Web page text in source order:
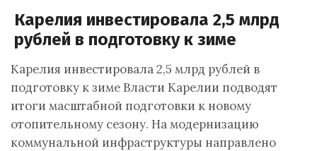
Карелия инвестировала 2,5 млрд
рублей в подготовку к зиме
Карелия инвестировала 2,5 млрд рублей в
подготовку к зиме Власти Карелии подводят
итоги масштабной подготовки к новому
отопительному сезону. На модернизацию
коммунальной инфраструктуры направлено